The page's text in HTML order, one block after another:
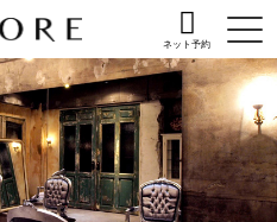
ネット予約